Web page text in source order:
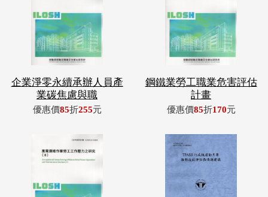
企業淨零永續承辦人員產
業碳焦慮與職
優惠價85折255元
鋼鐵業勞工職業危害評估
計畫
優惠價85折170元